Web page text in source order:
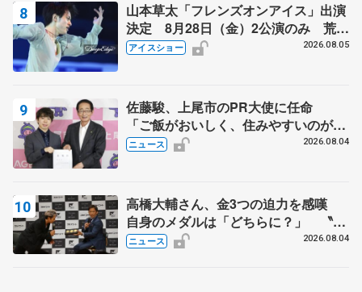
山本草太「フレンズオンアイス」出演
決定 8月28日（金）2公演のみ 荒川
静香さんプロデュース、20周年のアイ
アイスショー 2026.08.05
佐藤駿、上尾市のPR大使に任命
「ご飯がおいしく、住みやすいのが魅
力」
ニュース 2026.08.04
高橋大輔さん、金3つの迫力を感嘆
自身のメダルは「どちらに？」 〝リ
ス兄弟〟オリンピック3連覇の野村忠
ニュース 2026.08.04